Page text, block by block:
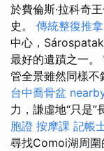
於費倫斯·拉科奇
史。 傳統整復推拿
中心，
最好的遺蹟之一
管全景雖然同樣不
台中喬骨盆
力，謙虛地“只是”
胞證 按摩課 記帳
尋找Comoi湖周圍